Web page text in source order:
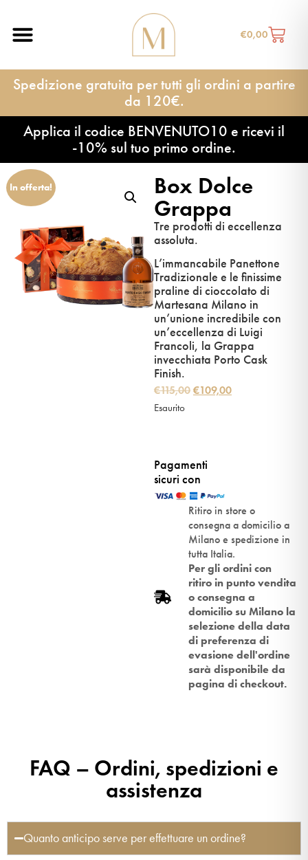
€0,00
Spedizione gratuita per tutti gli ordini a partire
da 120€.
Applica il codice BENVENUTO10 e ricevi il
-10% sul tuo primo ordine.
In offerta!
Box Dolce
Grappa
Tre prodotti di eccellenza
assoluta.
L’immancabile Panettone
Tradizionale e le finissime
praline di cioccolato di
Martesana Milano in
un’unione incredibile con
un’eccellenza di Luigi
Francoli, la Grappa
invecchiata Porto Cask
Finish.
€115,00 €109,00
Esaurito
Pagamenti
sicuri con
Ritiro in store o
consegna a domicilio a
Milano e spedizione in
tutta Italia.
Per gli ordini con
ritiro in punto vendita
o consegna a
domicilio su Milano la
selezione della data
di preferenza di
evasione dell'ordine
sarà disponibile da
pagina di checkout.
FAQ – Ordini, spedizioni e
assistenza
Quanto anticipo serve per effettuare un ordine?